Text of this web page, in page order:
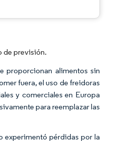
de previsión.
proporcionan alimentos sin
fuera, el uso de freidoras
y comerciales en Europa
para reemplazar las
experimentó pérdidas por la